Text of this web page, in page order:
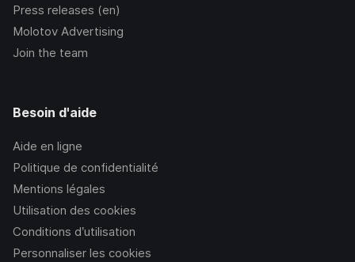
Press releases (en)
Molotov Advertising
Join the team
Besoin d'aide
Aide en ligne
Politique de confidentialité
Mentions légales
Utilisation des cookies
Conditions d’utilisation
Personnaliser les cookies